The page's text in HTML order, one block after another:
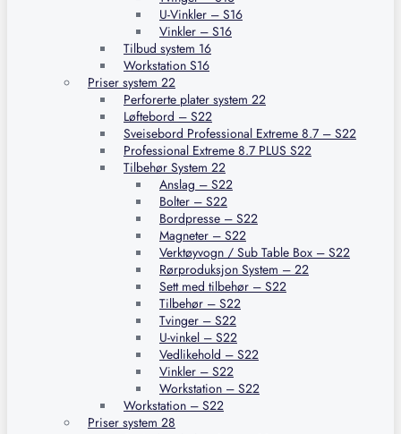
U-Vinkler – S16
Vinkler – S16
Tilbud system 16
Workstation S16
Priser system 22
Perforerte plater system 22
Løftebord – S22
Sveisebord Professional Extreme 8.7 – S22
Professional Extreme 8.7 PLUS S22
Tilbehør System 22
Anslag – S22
Bolter – S22
Bordpresse – S22
Magneter – S22
Verktøyvogn / Sub Table Box – S22
Rørproduksjon System – 22
Sett med tilbehør – S22
Tilbehør – S22
Tvinger – S22
U-vinkel – S22
Vedlikehold – S22
Vinkler – S22
Workstation – S22
Workstation – S22
Priser system 28